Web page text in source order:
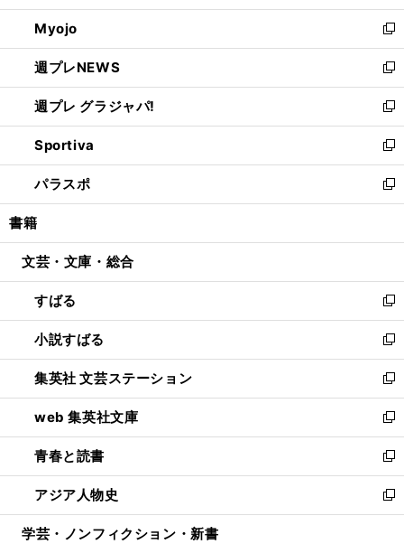
開
く
ウ
で
開
く
ン
ド
ウ
で
開
く
ウ
ィ
ン
ド
ウ
で
開
く
Myojo
新
し
い
ウ
ィ
ン
ド
ウ
で
開
週プレNEWS
新
し
い
ウ
ィ
ン
ド
ウ
開
週プレ グラジャパ!
新
し
い
ウ
ィ
ン
ウ
開
く
Sportiva
新
し
い
ウ
ン
ウ
で
開
く
パラスポ
新
し
ウ
ン
ド
ウ
で
開
く
書籍
文芸・文庫・総合
すばる
新
し
い
ウ
ィ
ン
ド
ウ
で
開
く
小説すばる
新
し
い
ウ
ィ
ン
ド
ウ
で
開
集英社 文芸ステーション
新
し
い
ウ
ィ
ン
ド
ウ
web 集英社文庫
新
し
い
ウ
ィ
ン
青春と読書
新
し
い
ウ
アジア人物史
新
し
学芸・ノンフィクション・新書